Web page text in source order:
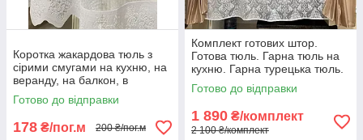
Коротка жакардова тюль з
сірими смугами на кухню, на
веранду, на балкон, в
коридор. Короткий тюль
жакард. Тюль висота 2 м
Готово до відправки
178 ₴/пог.м 200 ₴/пог.м
Комплект готових штор.
Готова тюль. Гарна тюль на
кухню. Гарна турецька тюль.
Готово до відправки
1 890 ₴/комплект
2 100 ₴/комплект